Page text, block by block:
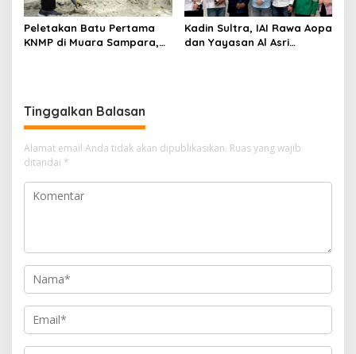
Peletakan Batu Pertama
KNMP di Muara Sampara,
Kadin Sultra, IAI Rawa Aopa
dan Yayasan Al Asri
Tinggalkan Balasan
Alamat email Anda tidak akan dipublikasikan. Ruas yang wajib
ditandai *